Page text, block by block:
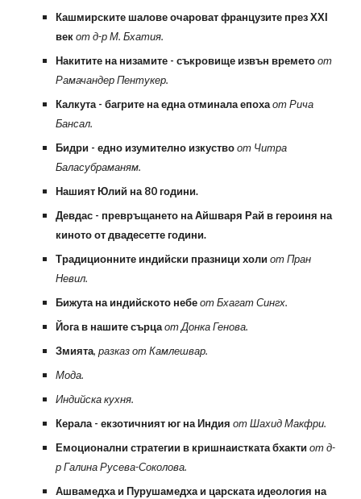
Кашмирските шалове очароват французите през ХХІ
векот д-р М. Бхатия.
Накитите на низамите - съкровище извън времетоот
Рамачандер Пентукер.
Калкута - багрите на една отминала епохаот Рича
Бансал.
Бидри - едно изумително изкуствоот Читра
Баласубраманям.
Нашият Юлий на 80 години.
Девдас - превръщането на Айшваря Рай в героиня на
киното от двадесетте години.
Традиционните индийски празници холиот Пран
Невил.
Бижута на индийското небеот Бхагат Сингх.
Йога в нашите сърцаот Донка Генова.
Змията, разказ от Камлешвар.
Мода.
Индийска кухня.
Керала - екзотичният юг на Индияот Шахид Макфри.
Емоционални стратегии в кришнаистката бхакти от д-
р Галина Русева-Соколова.
Ашвамедха и Пурушамедха и царската идеология на